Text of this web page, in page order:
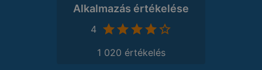
Alkalmazás értékelése
4
1 020 értékelés